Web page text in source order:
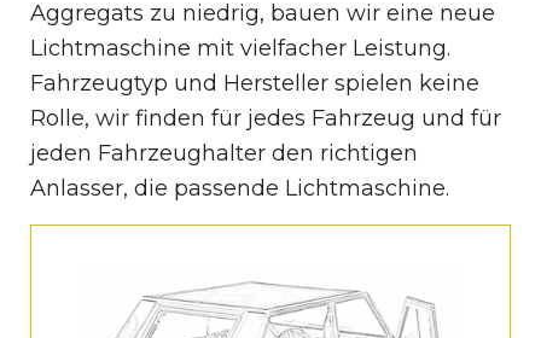
Aggregats zu niedrig, bauen wir eine neue
Lichtmaschine mit vielfacher Leistung.
Fahrzeugtyp und Hersteller spielen keine
Rolle, wir finden für jedes Fahrzeug und für
jeden Fahrzeughalter den richtigen
Anlasser, die passende Lichtmaschine.